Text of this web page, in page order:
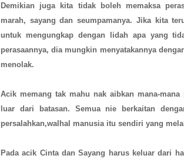
Demikian juga kita tidak boleh memaksa
marah, sayang dan seumpamanya. Jika kita
untuk mengungkap dengan lidah apa yang
perasaannya, dia mungkin menyatakannya
menolak.
Acik memang tak mahu nak aibkan mana-
luar dari batasan. Semua nie berkaitan
persalahkan,walhal manusia itu sendiri yang
Pada acik Cinta dan Sayang harus keluar dari